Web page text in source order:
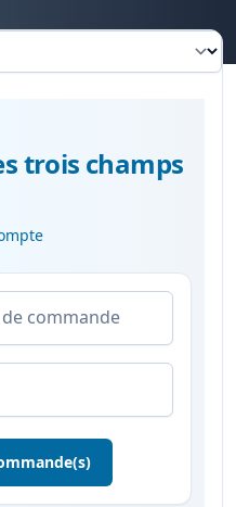
trois champs
commande